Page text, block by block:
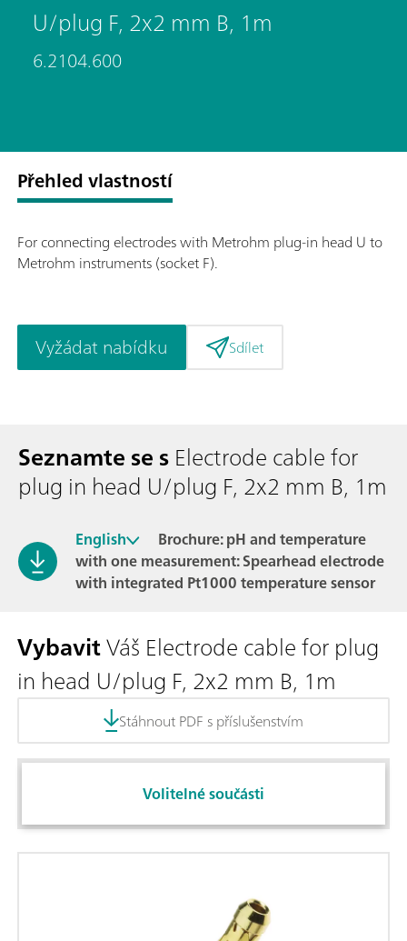
U/plug F, 2x2 mm B, 1m
6.2104.600
Přehled vlastností
For connecting electrodes with Metrohm plug-in head U to
Metrohm instruments (socket F).
Vyžádat nabídku Sdílet
Seznamte se sElectrode cable for
plug in head U/plug F, 2x2 mm B, 1m
English
Brochure: pH and temperature
with one measurement: Spearhead electrode
with integrated Pt1000 temperature sensor
VybavitVáš Electrode cable for plug
in head U/plug F, 2x2 mm B, 1m
Stáhnout PDF s příslušenstvím
Volitelné součásti